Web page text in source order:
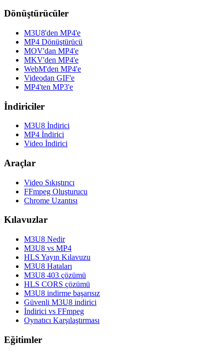
Dönüştürücüler
M3U8'den MP4'e
MP4 Dönüştürücü
MOV'dan MP4'e
MKV'den MP4'e
WebM'den MP4'e
Videodan GIF'e
MP4'ten MP3'e
İndiriciler
M3U8 İndirici
MP4 İndirici
Video İndirici
Araçlar
Video Sıkıştırıcı
FFmpeg Oluşturucu
Chrome Uzantısı
Kılavuzlar
M3U8 Nedir
M3U8 vs MP4
HLS Yayın Kılavuzu
M3U8 Hataları
M3U8 403 çözümü
HLS CORS çözümü
M3U8 indirme başarısız
Güvenli M3U8 indirici
İndirici vs FFmpeg
Oynatıcı Karşılaştırması
Eğitimler